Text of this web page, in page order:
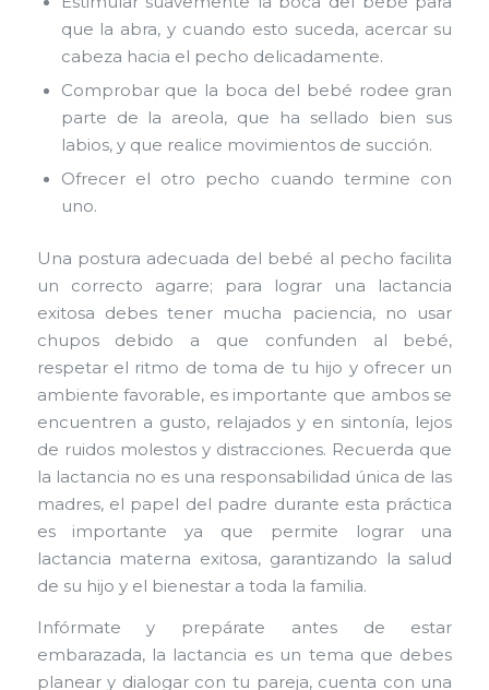
que la abra, y cuando esto suceda, acercar su
cabeza hacia el pecho delicadamente.
Comprobar que la boca del bebé rodee gran
parte de la areola, que ha sellado bien sus
labios, y que realice movimientos de succión.
Ofrecer el otro pecho cuando termine con
uno.
Una postura adecuada del bebé al pecho facilita
un correcto agarre; para lograr una lactancia
exitosa debes tener mucha paciencia, no usar
chupos debido a que confunden al bebé,
respetar el ritmo de toma de tu hijo y ofrecer un
ambiente favorable, es importante que ambos se
encuentren a gusto, relajados y en sintonía, lejos
de ruidos molestos y distracciones. Recuerda que
la lactancia no es una responsabilidad única de las
madres, el papel del padre durante esta práctica
es importante ya que permite lograr una
lactancia materna exitosa, garantizando la salud
de su hijo y el bienestar a toda la familia.
Infórmate y prepárate antes de estar
embarazada, la lactancia es un tema que debes
planear y dialogar con tu pareja, cuenta con una